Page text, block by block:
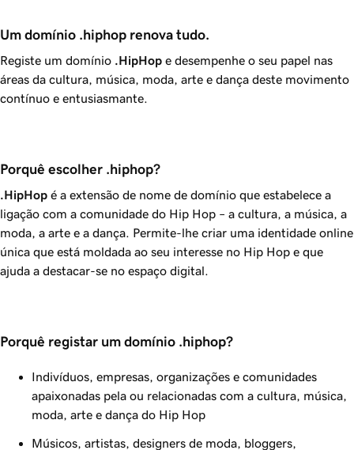
Um domínio .hiphop renova tudo.
Registe um domínio .HipHop e desempenhe o seu papel nas
áreas da cultura, música, moda, arte e dança deste movimento
contínuo e entusiasmante.
Porquê escolher .hiphop?
.HipHop é a extensão de nome de domínio que estabelece a
ligação com a comunidade do Hip Hop – a cultura, a música, a
moda, a arte e a dança. Permite-lhe criar uma identidade online
única que está moldada ao seu interesse no Hip Hop e que
ajuda a destacar-se no espaço digital.
Porquê registar um domínio .hiphop?
Indivíduos, empresas, organizações e comunidades
apaixonadas pela ou relacionadas com a cultura, música,
moda, arte e dança do Hip Hop
Músicos, artistas, designers de moda, bloggers,